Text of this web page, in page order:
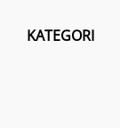
KATEGORI